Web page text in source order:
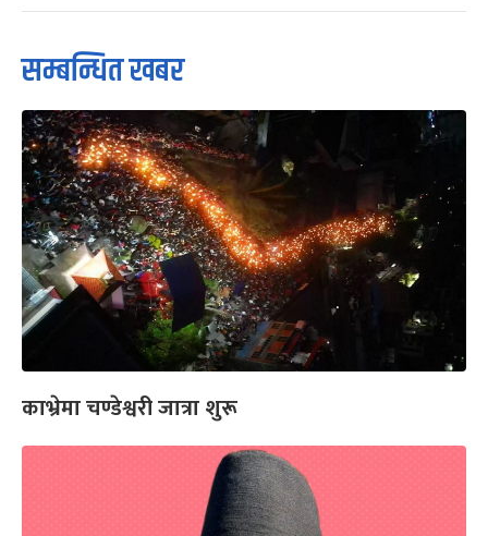
सम्बन्धित खबर
काभ्रेमा चण्डेश्वरी जात्रा शुरू